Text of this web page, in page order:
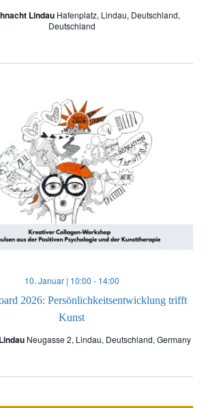
Lindau Hafenplatz, Lindau, Deutschland,
Deutschland
2026: Persönlichkeitsentwicklung trifft
Kunst
10. Januar | 10:00 - 14:00
Neugasse 2, Lindau, Deutschland, Germany